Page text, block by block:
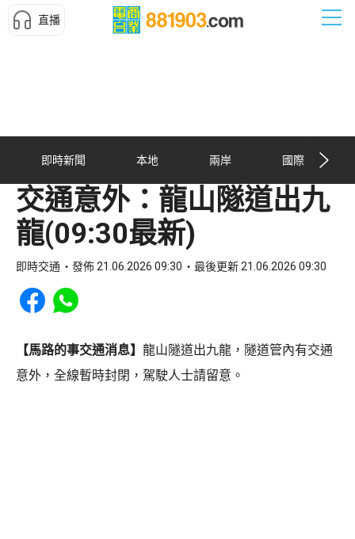
直播
即時新聞 本地 兩岸 國際
交通意外：龍山隧道出九
龍(09:30最新)
即時交通 發佈 21.06.2026 09:30 最後更新 21.06.2026 09:30
Share to Facebook
Share to WhatsApp
【馬路的事交通消息】 龍山隧道出九龍，隧道管內有交通
意外，全線暫時封閉，駕駛人士請留意。